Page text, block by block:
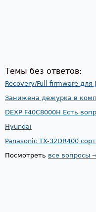
Темы без ответов:
Recovery/Full firmware для
Занижена дежурка в
DEXP F40C8000H Есть
Hyundai
Panasonic TX-32DR400
Посмотреть все вопросы